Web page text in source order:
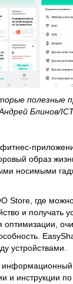
полезные
Блинов/
образ
носимыми
Store, где
и получать
устройствами.
и инструкции